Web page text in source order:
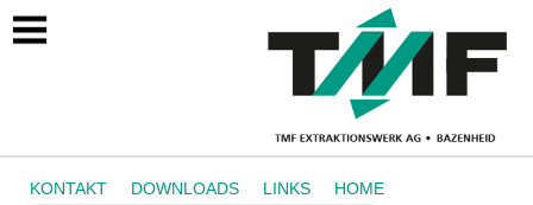
KONTAKT DOWNLOADS LINKS HOME